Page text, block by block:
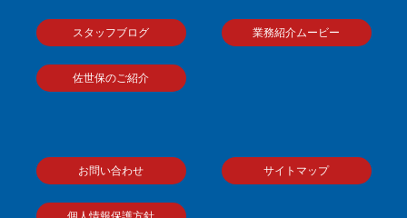
スタッフブログ 業務紹介ムービー
佐世保のご紹介
お問い合わせ サイトマップ